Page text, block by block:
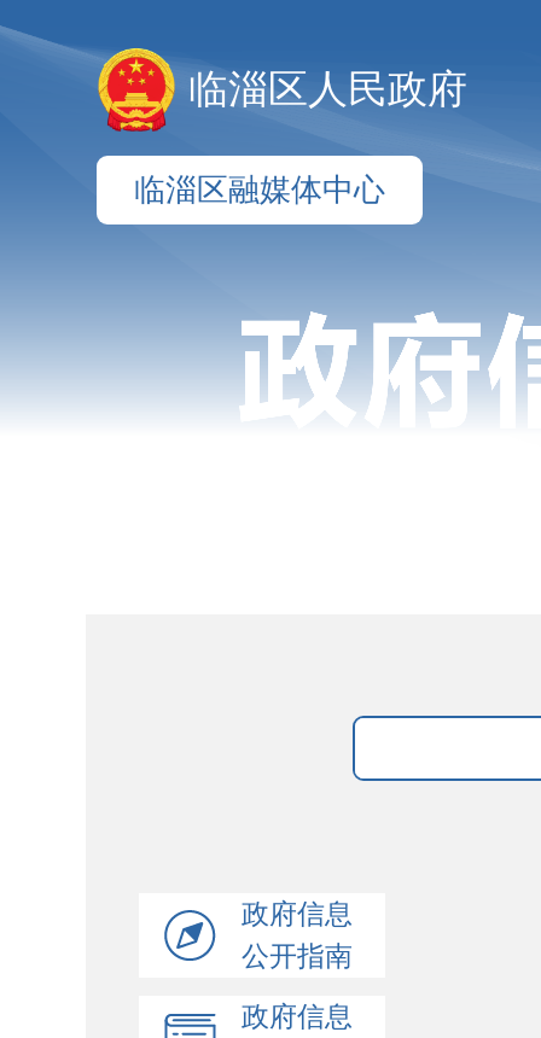
临淄区人民政府
临淄区融媒体中心
政府信息
公开指南
政府信息